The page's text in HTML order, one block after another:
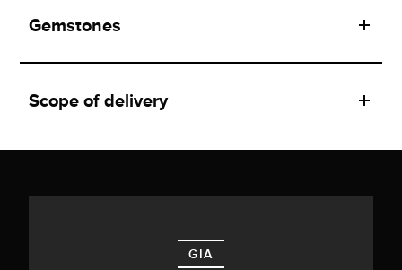
Gemstones
Scope of delivery
GIA